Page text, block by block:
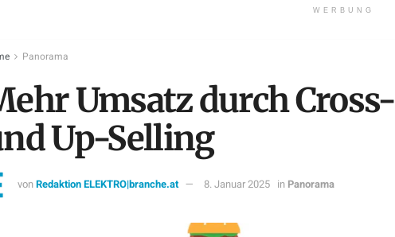
WERBUNG
Panorama
Umsatz durch Cross-
Up-Selling
vonRedaktion ELEKTRO|branche.at 8. Januar 2025 in Panorama